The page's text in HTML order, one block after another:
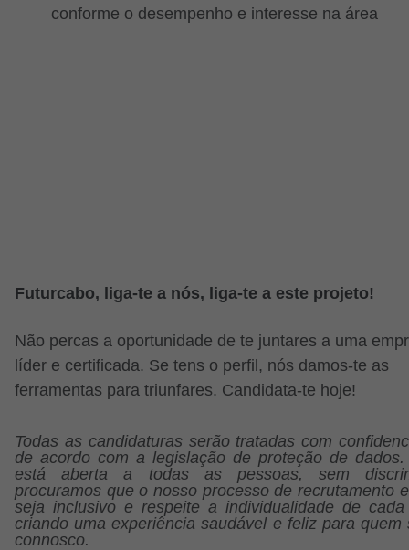
conforme o desempenho e interesse na área
Futurcabo, liga-te a nós, liga-te a este projeto!
Não percas a oportunidade de te juntares a uma
líder e certificada. Se tens o perfil, nós damos-te as
ferramentas para triunfares. Candidata-te hoje!
Todas as candidaturas serão tratadas com
de acordo com a legislação de proteção de dados.
está aberta a todas as pessoas, sem
procuramos que o nosso processo de recrutamento
seja inclusivo e respeite a individualidade de cada
criando uma experiência saudável e feliz para quem
connosco.